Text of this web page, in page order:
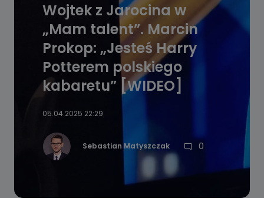
Wojtek z Jarocina w
„Mam talent”. Marcin
Prokop: „Jesteś Harry
Potterem polskiego
kabaretu” [WIDEO]
05.04.2025 22:29
Sebastian Matyszczak 0